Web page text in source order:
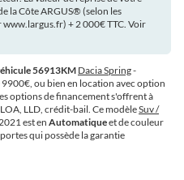
la Côte ARGUS®️ (selon les
+ 2 000€ TTC. Voir
56913KM Dacia Spring-
9900€, ou bien en location avec option
options de financement s'offrent à
LLD, crédit-bail. Ce modèleSuv /
est en Automatiqueet de couleur
qui possède la garantie